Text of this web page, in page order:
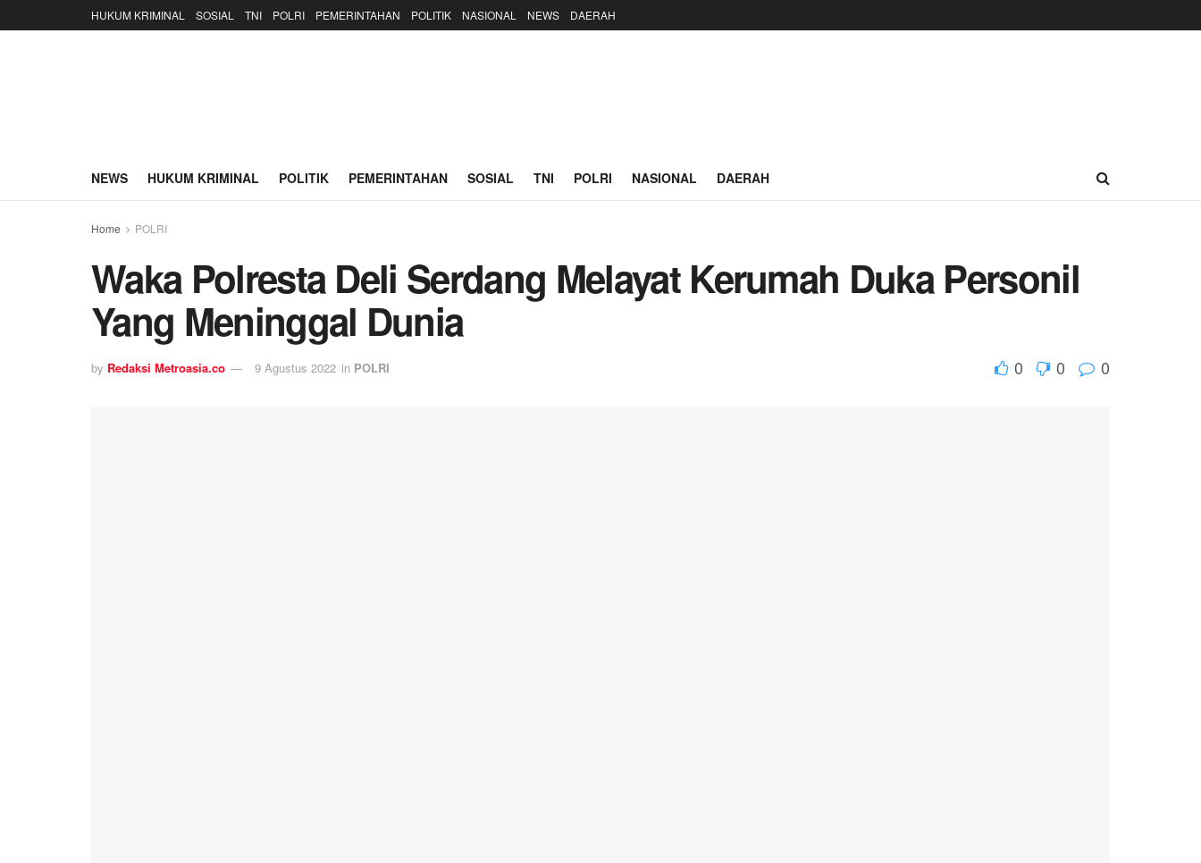
HUKUM KRIMINAL SOSIAL TNI POLRI PEMERINTAHAN POLITIK NASIONAL NEWS DAERAH
NEWS HUKUM KRIMINAL POLITIK PEMERINTAHAN SOSIAL TNI POLRI NASIONAL DAERAH
Home POLRI
Waka Polresta Deli Serdang Melayat Kerumah Duka Personil
Yang Meninggal Dunia
by Redaksi Metroasia.co 9 Agustus 2022 in POLRI 0 0 0